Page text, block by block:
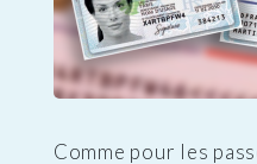
Comme pour les